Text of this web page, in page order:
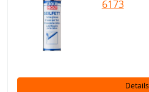
6173
Details